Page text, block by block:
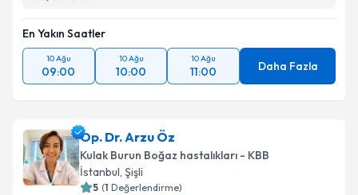
En Yakın Saatler
10 Ağu
09:00
10 Ağu
10:00
10 Ağu
11:00 Daha Fazla
Op. Dr. Arzu Öz
Kulak Burun Boğaz hastalıkları - KBB
İstanbul, Şişli
5 (1 Değerlendirme)